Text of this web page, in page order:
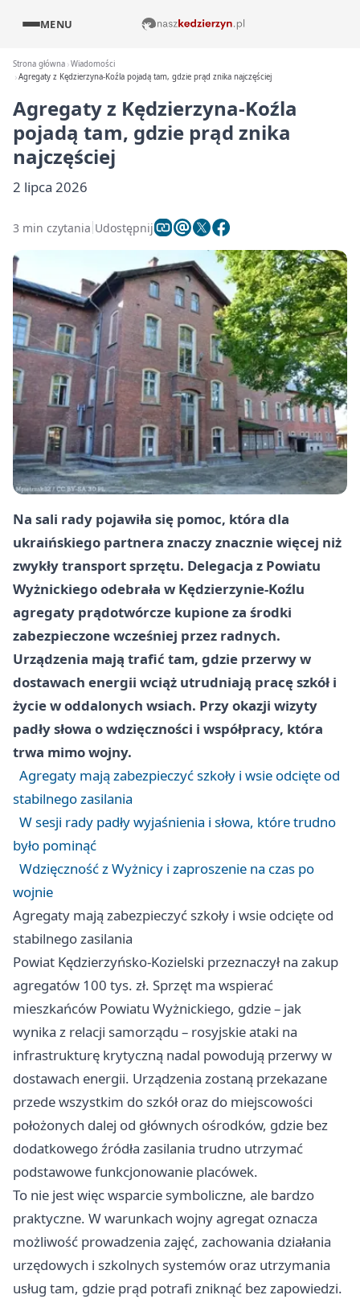
MENU
Strona główna Wiadomości
Agregaty z Kędzierzyna-Koźla pojadą tam, gdzie prąd znika najczęściej
Agregaty z Kędzierzyna-Koźla
pojadą tam, gdzie prąd znika
najczęściej
2 lipca 2026
3 min czytania Udostępnij
Na sali rady pojawiła się pomoc, która dla
ukraińskiego partnera znaczy znacznie więcej niż
zwykły transport sprzętu. Delegacja z Powiatu
Wyżnickiego odebrała w Kędzierzynie-Koźlu
agregaty prądotwórcze kupione za środki
zabezpieczone wcześniej przez radnych.
Urządzenia mają trafić tam, gdzie przerwy w
dostawach energii wciąż utrudniają pracę szkół i
życie w oddalonych wsiach. Przy okazji wizyty
padły słowa o wdzięczności i współpracy, która
trwa mimo wojny.
Agregaty mają zabezpieczyć szkoły i wsie odcięte od
stabilnego zasilania
W sesji rady padły wyjaśnienia i słowa, które trudno
było pominąć
Wdzięczność z Wyżnicy i zaproszenie na czas po
wojnie
Agregaty mają zabezpieczyć szkoły i wsie odcięte od
stabilnego zasilania
Powiat Kędzierzyńsko-Kozielski przeznaczył na zakup
agregatów 100 tys. zł. Sprzęt ma wspierać
mieszkańców Powiatu Wyżnickiego, gdzie – jak
wynika z relacji samorządu – rosyjskie ataki na
infrastrukturę krytyczną nadal powodują przerwy w
dostawach energii. Urządzenia zostaną przekazane
przede wszystkim do szkół oraz do miejscowości
położonych dalej od głównych ośrodków, gdzie bez
dodatkowego źródła zasilania trudno utrzymać
podstawowe funkcjonowanie placówek.
To nie jest więc wsparcie symboliczne, ale bardzo
praktyczne. W warunkach wojny agregat oznacza
możliwość prowadzenia zajęć, zachowania działania
urzędowych i szkolnych systemów oraz utrzymania
usług tam, gdzie prąd potrafi zniknąć bez zapowiedzi.